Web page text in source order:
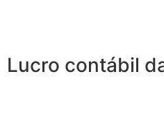
Lucro contábil